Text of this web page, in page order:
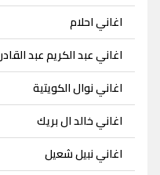
اغاني احلام
اغاني عبد الكريم عبد القادر
اغاني نوال الكويتية
اغاني خالد ال بريك
اغاني نبيل شعيل